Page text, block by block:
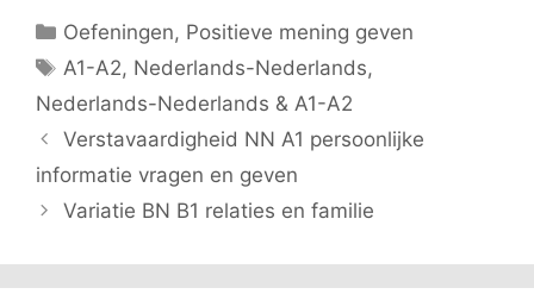
Categorieën
Oefeningen, Positieve mening geven
Tags
A1-A2, Nederlands-Nederlands,
Nederlands-Nederlands & A1-A2
Verstavaardigheid NN A1 persoonlijke
informatie vragen en geven
Variatie BN B1 relaties en familie